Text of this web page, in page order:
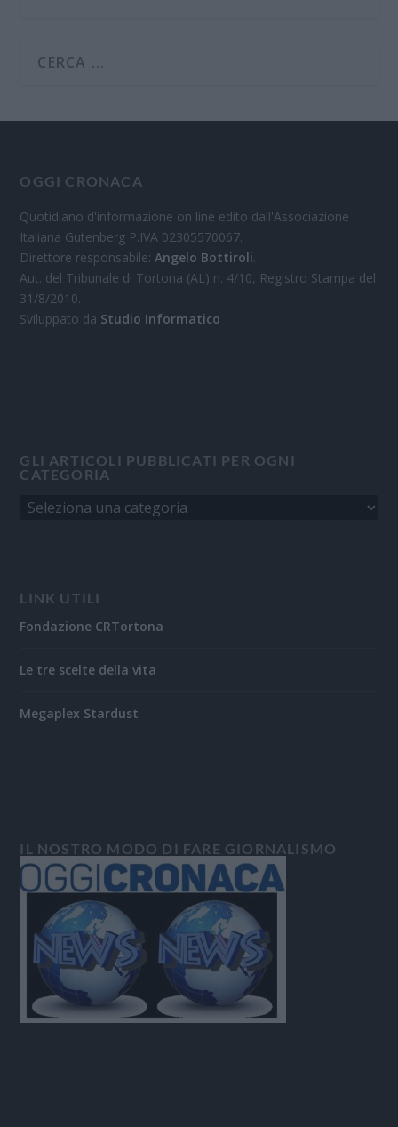
OGGI CRONACA
Quotidiano d'informazione on line edito dall'Associazione
Italiana Gutenberg P.IVA 02305570067.
Direttore responsabile:Angelo Bottiroli.
Aut. del Tribunale di Tortona (AL) n. 4/10, Registro Stampa del
31/8/2010.
Sviluppato da Studio Informatico
GLI ARTICOLI PUBBLICATI PER OGNI
CATEGORIA
LINK UTILI
Fondazione CRTortona
Le tre scelte della vita
Megaplex Stardust
IL NOSTRO MODO DI FARE GIORNALISMO